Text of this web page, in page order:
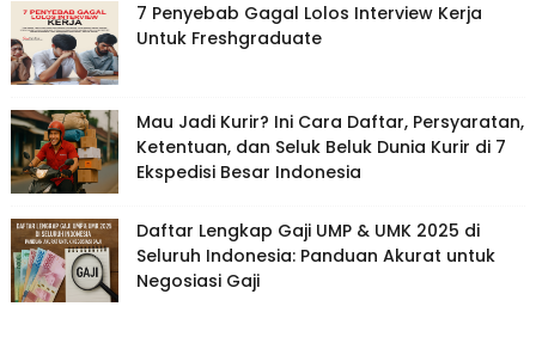
7 Penyebab Gagal Lolos Interview Kerja
Untuk Freshgraduate
Mau Jadi Kurir? Ini Cara Daftar, Persyaratan,
Ketentuan, dan Seluk Beluk Dunia Kurir di 7
Ekspedisi Besar Indonesia
Daftar Lengkap Gaji UMP & UMK 2025 di
Seluruh Indonesia: Panduan Akurat untuk
Negosiasi Gaji